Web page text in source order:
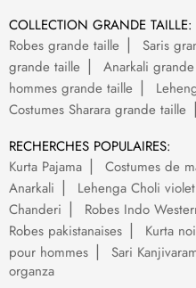
COLLECTION GRANDE TAILLE:
Robes grande taille
Saris
grande taille
Anarkali
hommes grande taille
Costumes Sharara grande taille
RECHERCHES POPULAIRES:
Kurta Pajama
Costumes de
Anarkali
Lehenga Choli violet
Chanderi
Robes Indo
Robes pakistanaises
Kurta
pour hommes
Sari
organza